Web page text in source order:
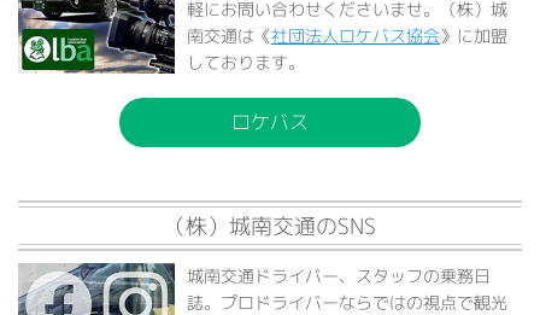
軽にお問い合わせくださいませ。（株）城
南交通は《社団法人ロケバス協会》に加盟
しております。
ロケバス
（株）城南交通のSNS
城南交通ドライバー、スタッフの乗務日
誌。プロドライバーならではの視点で観光